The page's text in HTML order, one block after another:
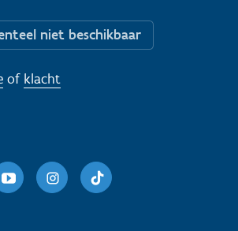
niet beschikbaar
of klacht
LinkedinYoutubeInstagram